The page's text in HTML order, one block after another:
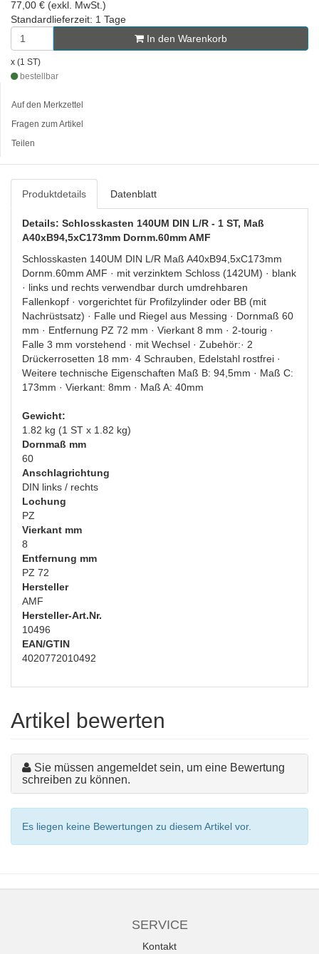
77,00 € (exkl. MwSt.)
Standardlieferzeit: 1 Tage
In den Warenkorb
x (1 ST)
bestellbar
Auf den Merkzettel
Fragen zum Artikel
Teilen
Produktdetails Datenblatt
Details: Schlosskasten 140UM DIN L/R - 1 ST, Maß
A40xB94,5xC173mm Dornm.60mm AMF
Schlosskasten 140UM DIN L/R Maß A40xB94,5xC173mm
Dornm.60mm AMF · mit verzinktem Schloss (142UM) · blank
· links und rechts verwendbar durch umdrehbaren
Fallenkopf · vorgerichtet für Profilzylinder oder BB (mit
Nachrüstsatz) · Falle und Riegel aus Messing · Dornmaß 60
mm · Entfernung PZ 72 mm · Vierkant 8 mm · 2-tourig ·
Falle 3 mm vorstehend · mit Wechsel · Zubehör:· 2
Drückerrosetten 18 mm· 4 Schrauben, Edelstahl rostfrei ·
Weitere technische Eigenschaften Maß B: 94,5mm · Maß C:
173mm · Vierkant: 8mm · Maß A: 40mm
Gewicht:
1.82 kg (1 ST x 1.82 kg)
Dornmaß mm
60
Anschlagrichtung
DIN links / rechts
Lochung
PZ
Vierkant mm
8
Entfernung mm
PZ 72
Hersteller
AMF
Hersteller-Art.Nr.
10496
EAN/GTIN
4020772010492
Artikel bewerten
Sie müssen angemeldet sein, um eine Bewertung
schreiben zu können.
Es liegen keine Bewertungen zu diesem Artikel vor.
SERVICE
Kontakt